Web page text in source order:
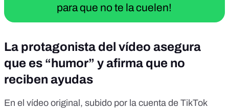
para que no te la cuelen!
La protagonista del vídeo asegura
que es “humor” y afirma que no
reciben ayudas
En el vídeo original, subido por la cuenta de TikTok